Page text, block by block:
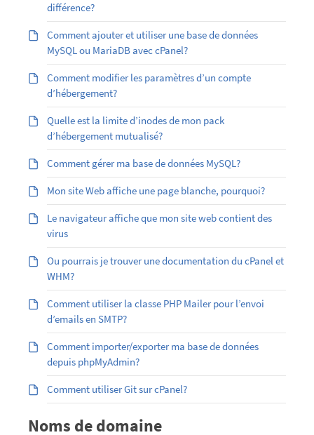
différence?
Comment ajouter et utiliser une base de données
MySQL ou MariaDB avec cPanel?
Comment modifier les paramètres d’un compte
d’hébergement?
Quelle est la limite d’inodes de mon pack
d’hébergement mutualisé?
Comment gérer ma base de données MySQL?
Mon site Web affiche une page blanche, pourquoi?
Le navigateur affiche que mon site web contient des
virus
Ou pourrais je trouver une documentation du cPanel et
WHM?
Comment utiliser la classe PHP Mailer pour l’envoi
d’emails en SMTP?
Comment importer/exporter ma base de données
depuis phpMyAdmin?
Comment utiliser Git sur cPanel?
Noms de domaine